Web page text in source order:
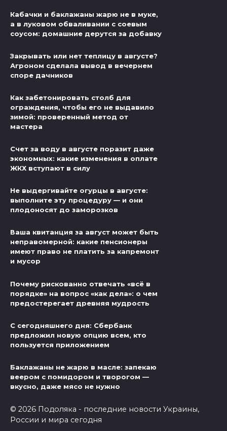
Кабачки и баклажаны жарю не в муке,
а в луковом обваливании с соевым
соусом: домашние дерутся за добавку
Закрывать или нет теплицу в августе?
Агроном сделала вывод в вечернем
споре дачников
Как забетонировать столб для
ограждения, чтобы его не выдавило
зимой: проверенный метод от
мастера
Счет за воду в августе поразит даже
экономных: какие изменения в оплате
ЖКХ вступают в силу
Не выдергивайте огурцы в августе:
выполните эту процедуру — и они
плодоносят до заморозков
Ваша квитанция за август может быть
неправомерной: какие пенсионеры
имеют право не платить за капремонт
и мусор
Почему рискованно отвечать «всё в
порядке» на вопрос «как дела»: о чем
предостерегает древняя мудрость
С сегодняшнего дня: Сбербанк
предложил новую опцию всем, кто
пользуется приложением
Баклажаны не жарю в масле: запекаю
веером с помидором и творогом —
вкусно, даже мясо не нужно
© 2026 Подоляка - последние новости Украины,
России и мира сегодня